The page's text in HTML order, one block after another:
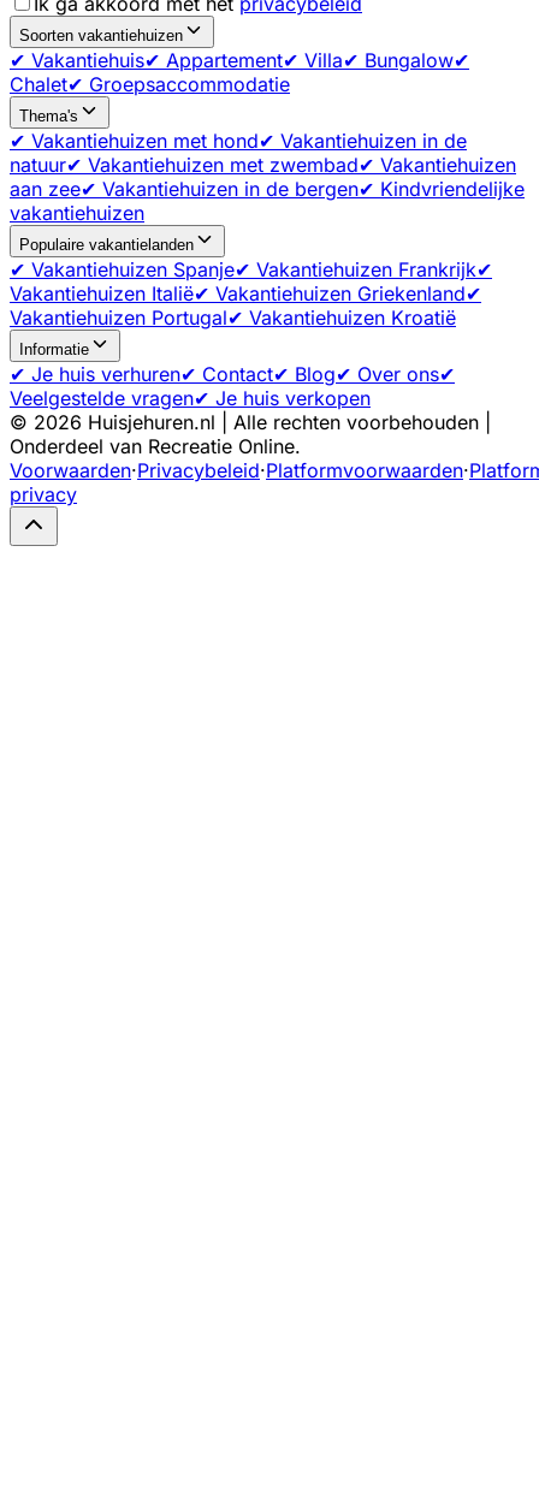
Soorten vakantiehuizen
✔ Vakantiehuis✔ Appartement✔ Villa✔ Bungalow✔
Chalet✔ Groepsaccommodatie
Thema's
✔ Vakantiehuizen met hond✔ Vakantiehuizen in de
natuur✔ Vakantiehuizen met zwembad✔ Vakantiehuizen
aan zee✔ Vakantiehuizen in de bergen✔ Kindvriendelijke
vakantiehuizen
Populaire vakantielanden
✔ Vakantiehuizen Spanje✔ Vakantiehuizen Frankrijk✔
Vakantiehuizen Italië✔ Vakantiehuizen Griekenland✔
Vakantiehuizen Portugal✔ Vakantiehuizen Kroatië
Informatie
✔ Je huis verhuren✔ Contact✔ Blog✔ Over ons✔
Veelgestelde vragen✔ Je huis verkopen
© 2026 Huisjehuren.nl | Alle rechten voorbehouden |
Onderdeel van Recreatie Online.
Voorwaarden·Privacybeleid·Platformvoorwaarden·
privacy